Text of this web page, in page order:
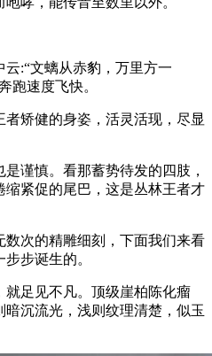
:“文螭从赤豹，万里方一
跑速度飞快。
矫健的身姿，活灵活现，尽显
谨慎。看那蓄势待发的四肢，
紧促的尾巴，这是丛林王者才
次的精雕细刻，下面我们来看
步诞生的。
就足见不凡。顶级崖柏陈化瘤
沉流光，浅则纹理清楚，似玉